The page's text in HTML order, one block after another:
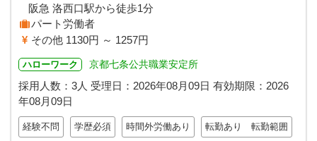
阪急 洛西口駅から徒歩1分
パート労働者
その他 1130円 ～ 1257円
ハローワーク 京都七条公共職業安定所
採用人数：3人 受理日： 2026年08月09日 有効期限： 2026
年08月09日
経験不問 学歴必須 時間外労働あり 転勤あり 転勤範囲